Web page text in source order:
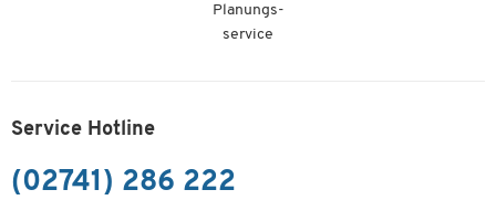
Planungs-
service
Service Hotline
(02741) 286 222